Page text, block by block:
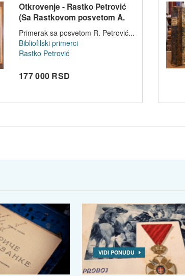
Otkrovenje - Rastko Petrović
(Sa Rastkovom posvetom A.
Derok...
Primerak sa posvetom R. Petrović...
Bibliofilski primerci
Rastko Petrović
177 000 RSD
VIDI PONUDU